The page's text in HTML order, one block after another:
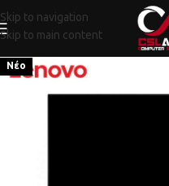
Skip to navigation
Skip to main content
Νέο